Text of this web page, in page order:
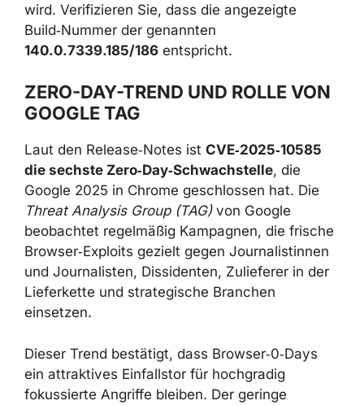
wird. Verifizieren Sie, dass die angezeigte
Build‑Nummer der genannten
140.0.7339.185/186 entspricht.
ZERO-DAY-TREND UND ROLLE VON
GOOGLE TAG
Laut den Release‑Notes ist CVE‑2025‑10585
die sechste Zero‑Day‑Schwachstelle, die
Google 2025 in Chrome geschlossen hat. Die
Threat Analysis Group (TAG)von Google
beobachtet regelmäßig Kampagnen, die frische
Browser‑Exploits gezielt gegen Journalistinnen
und Journalisten, Dissidenten, Zulieferer in der
Lieferkette und strategische Branchen
einsetzen.
Dieser Trend bestätigt, dass Browser‑0‑Days
ein attraktives Einfallstor für hochgradig
fokussierte Angriffe bleiben. Der geringe